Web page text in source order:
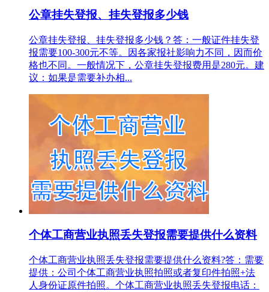
公章挂失登报、挂失登报多少钱
公章挂失登报、挂失登报多少钱？答：一般证件挂失登
报需要100-300元不等。因各家报社影响力不同，因而价
格也不同。一般情况下，公章挂失登报费用是280元。建
议：如果是需要补办相...
个体工商营业执照丢失登报需要提供什么资料
个体工商营业执照丢失登报需要提供什么资料?答：需要
提供：公司个体工商营业执照拍照或者复印件拍照+法
人身份证原件拍照。个体工商营业执照丢失登报电话：